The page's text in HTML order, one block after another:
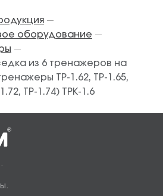
—
оборудование —
—
из 6 тренажеров на
ТР-1.62, ТР-1.65,
ТР-1.74) ТРК-1.6